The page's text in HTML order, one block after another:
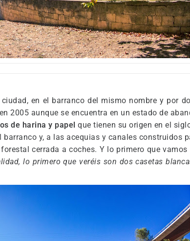
en el barranco del mismo nombre y por
2005 aunque se encuentra en un estado de
de harina y papel que tienen su origen en el
y, a las acequias y canales construidos
cerrada a coches. Y lo primero que
lo primero que veréis son dos casetas